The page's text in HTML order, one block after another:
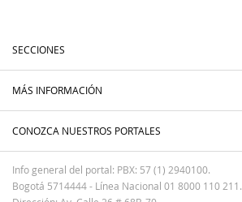
SECCIONES
MÁS INFORMACIÓN
CONOZCA NUESTROS PORTALES
Info general del portal: PBX: 57 (1) 2940100.
Bogotá 5714444 - Línea Nacional 01 8000 110 211.